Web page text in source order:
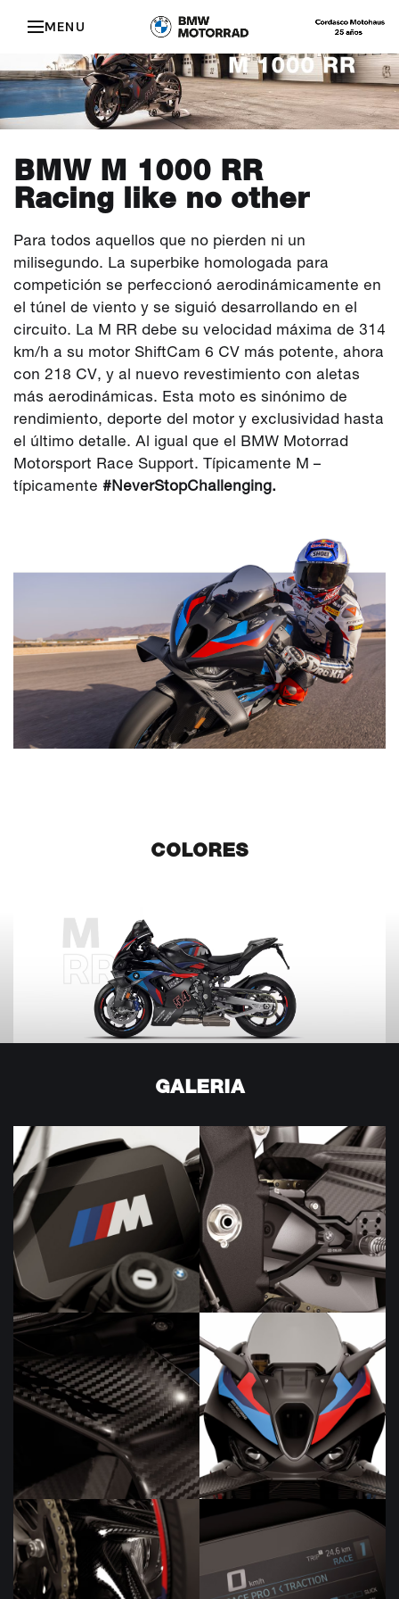
MENU
BMW M 1000 RR
Racing like no other
Para todos aquellos que no pierden ni un
milisegundo. La superbike homologada para
competición se perfeccionó aerodinámicamente en
el túnel de viento y se siguió desarrollando en el
circuito. La M RR debe su velocidad máxima de 314
km/h a su motor ShiftCam 6 CV más potente, ahora
con 218 CV, y al nuevo revestimiento con aletas
más aerodinámicas. Esta moto es sinónimo de
rendimiento, deporte del motor y exclusividad hasta
el último detalle. Al igual que el BMW Motorrad
Motorsport Race Support. Típicamente M –
típicamente #NeverStopChallenging.
COLORES
GALERIA